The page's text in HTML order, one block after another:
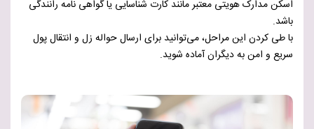
اسکن مدارک هویتی معتبر مانند کارت شناسایی یا گواهی نامه رانندگی
باشد.
با طی کردن این مراحل، می‌توانید برای ارسال حواله زل و انتقال پول
سریع و امن به دیگران آماده شوید.